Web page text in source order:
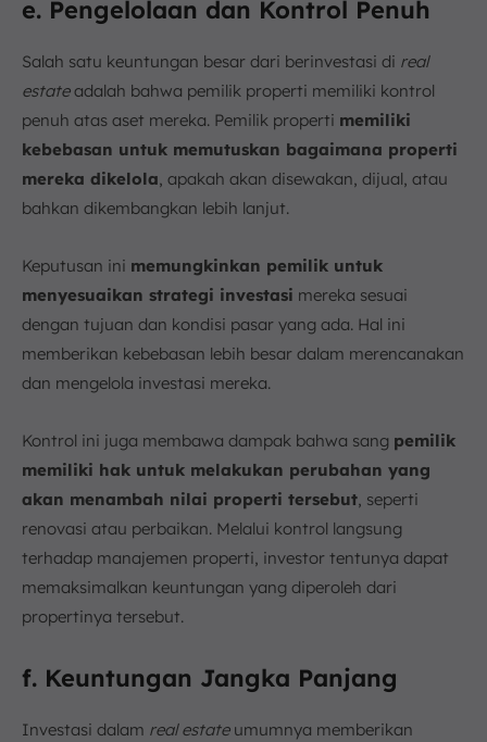
e. Pengelolaan dan Kontrol Penuh
Salah satu keuntungan besar dari berinvestasi di real
estateadalah bahwa pemilik properti memiliki kontrol
penuh atas aset mereka. Pemilik properti memiliki
kebebasan untuk memutuskan bagaimana properti
mereka dikelola, apakah akan disewakan, dijual, atau
bahkan dikembangkan lebih lanjut.
Keputusan ini memungkinkan pemilik untuk
menyesuaikan strategi investasi mereka sesuai
dengan tujuan dan kondisi pasar yang ada. Hal ini
memberikan kebebasan lebih besar dalam merencanakan
dan mengelola investasi mereka.
Kontrol ini juga membawa dampak bahwa sang pemilik
memiliki hak untuk melakukan perubahan yang
akan menambah nilai properti tersebut, seperti
renovasi atau perbaikan. Melalui kontrol langsung
terhadap manajemen properti, investor tentunya dapat
memaksimalkan keuntungan yang diperoleh dari
propertinya tersebut.
f. Keuntungan Jangka Panjang
Investasi dalam real estateumumnya memberikan